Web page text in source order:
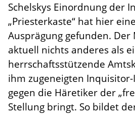
Schelskys Einordnung der
„Priesterkaste“ hat hier
Ausprägung gefunden.
aktuell nichts anderes als
herrschaftsstützende
ihm zugeneigten
gegen die Häretiker der
Stellung bringt. So bildet